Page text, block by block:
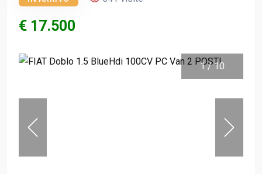
€ 17.500
1 /10